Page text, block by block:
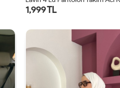
1 2
1,999 TL